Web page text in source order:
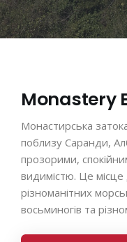
Monastery
Монастирська
поблизу Саранди,
прозорими,
видимістю. Це
різноманітних
восьминогів та